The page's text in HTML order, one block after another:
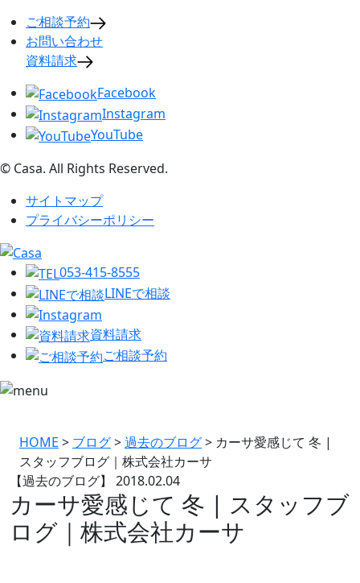
ご相談予約
お問い合わせ
資料請求
Facebook
Instagram
YouTube
© Casa. All Rights Reserved.
サイトマップ
プライバシーポリシー
053-415-8555
LINEで相談
資料請求
ご相談予約
HOME > ブログ>過去のブログ> カーサ愛感じて 冬 |
スタッフブログ｜株式会社カーサ
【過去のブログ】 2018.02.04
カーサ愛感じて 冬 | スタッフブ
ログ｜株式会社カーサ